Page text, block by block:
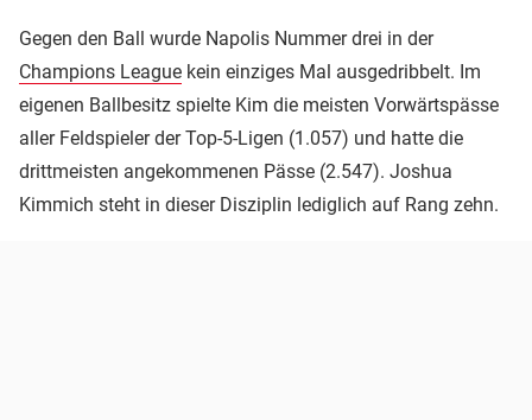
Gegen den Ball wurde Napolis Nummer drei in der
Champions League kein einziges Mal ausgedribbelt. Im
eigenen Ballbesitz spielte Kim die meisten Vorwärtspässe
aller Feldspieler der Top-5-Ligen (1.057) und hatte die
drittmeisten angekommenen Pässe (2.547). Joshua
Kimmich steht in dieser Disziplin lediglich auf Rang zehn.